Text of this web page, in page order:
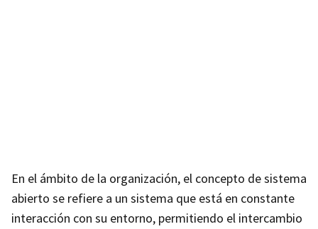
En el ámbito de la organización, el concepto de sistema
abierto se refiere a un sistema que está en constante
interacción con su entorno, permitiendo el intercambio